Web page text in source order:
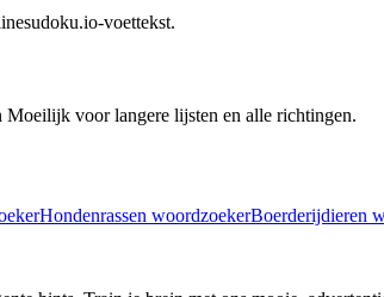
voettekst.
voor langere lijsten en alle richtingen.
Hondenrassen woordzoekerBoerderijdieren